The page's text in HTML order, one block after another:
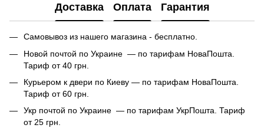
Доставка Оплата Гарантия
Самовывоз из нашего магазина - бесплатно.
Новой почтой по Украине — по тарифам НоваПошта.
Тариф от 40 грн.
Курьером к двери по Киеву — по тарифам НоваПошта.
Тариф от 60 грн.
Укр почтой по Украине — по тарифам УкрПошта. Тариф
от 25 грн.